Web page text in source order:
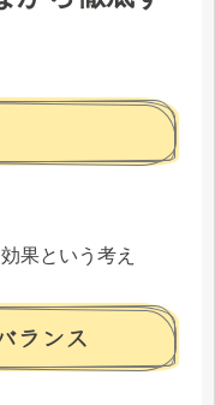
果という考え
ランス